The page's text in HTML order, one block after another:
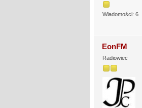
Wiadomości: 6
EonFM
Radiowiec